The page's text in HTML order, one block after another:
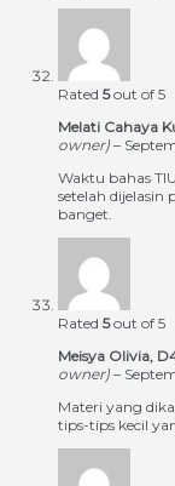
Rated 5out of 5
Melati Cahaya
owner) –
Waktu bahas
setelah dijelasin
banget.
Rated 5out of 5
Meisya Olivia,
owner) –
Materi yang
tips-tips kecil